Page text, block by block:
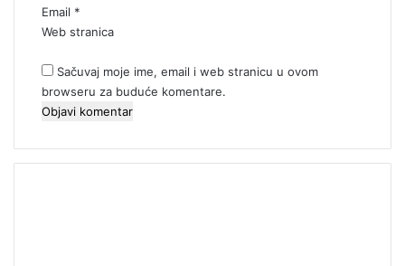
Email *
Web stranica
Sačuvaj moje ime, email i web stranicu u ovom
browseru za buduće komentare.